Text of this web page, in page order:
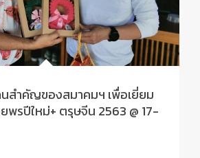
สำคัญของสมาคมฯ เพื่อเยี่ยม
ยพรปีใหม่+ ตรุษจีน 2563 @ 17-